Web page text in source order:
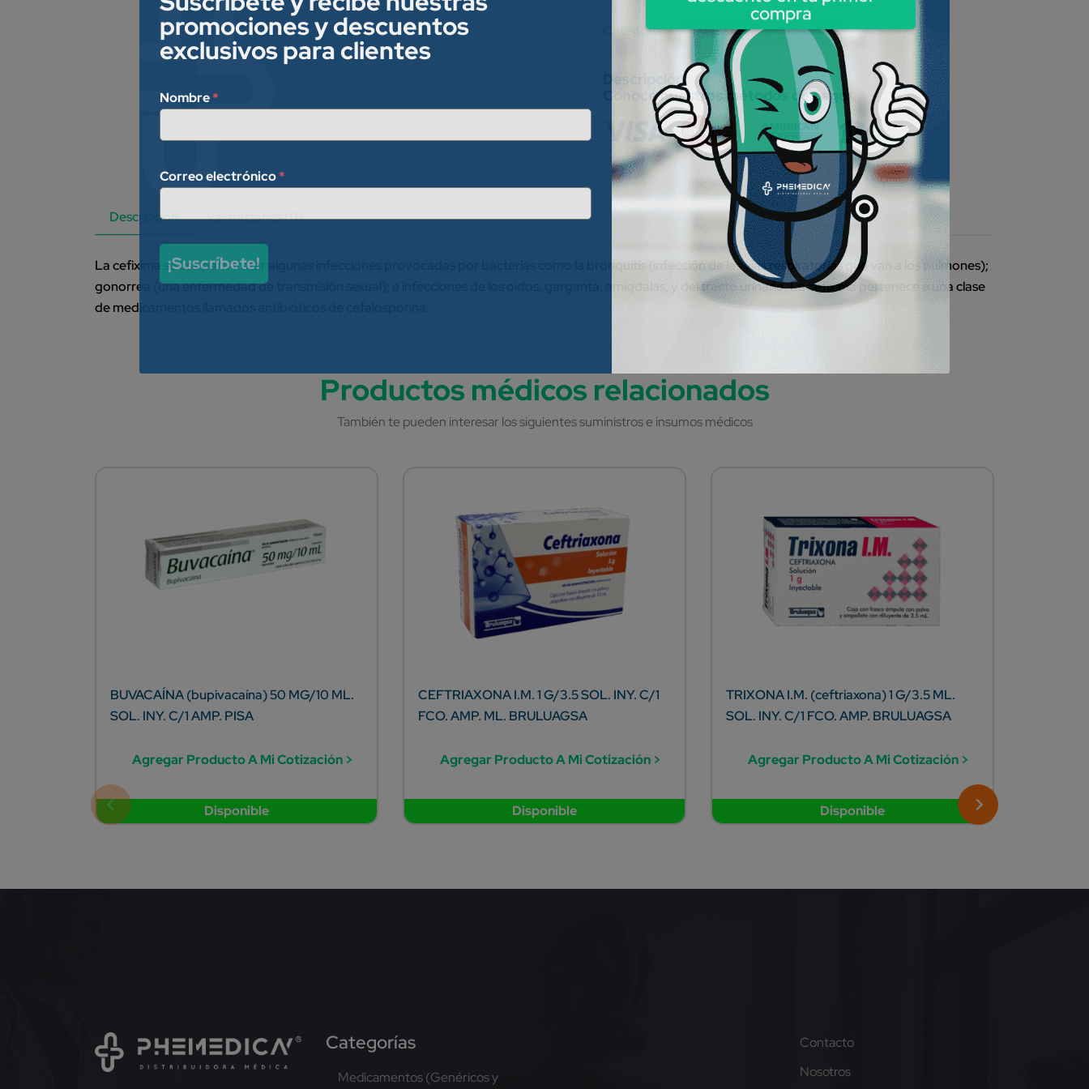
Category: Medicamentos Genéricos
Conoce nuestros métodos de pago:
Descripción Valoraciones (0)
La cefixima se usa para tratar algunas infecciones provocadas por bacterias como la bronquitis (infección de las vías respiratorias que van a los pulmones);
gonorrea (una enfermedad de transmisión sexual); e infecciones de los oídos, garganta, amígdalas, y del tracto urinario. La cefixima pertenece a una clase
de medicamentos llamados antibióticos de cefalosporina.
Disponible
BUVACAÍNA (bupivacaína) 50 MG/10 ML.
SOL. INY. C/1 AMP. PISA
Agregar Producto A Mi Cotización >
Disponible
CEFTRIAXONA I.M. 1 G/3.5 SOL. INY. C/1
FCO. AMP. ML. BRULUAGSA
Agregar Producto A Mi Cotización >
Disponible
TRIXONA I.M. (ceftriaxona) 1 G/3.5 ML.
SOL. INY. C/1 FCO. AMP. BRULUAGSA
Agregar Producto A Mi Cotización >
Categorías
Medicamentos (Genéricos y
Contacto
Nosotros
promociones y descuentos
exclusivos para clientes
Nombre*
Correo electrónico*
¡Suscríbete!
compra